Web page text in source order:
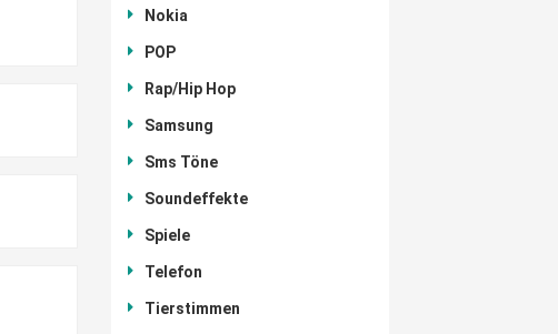
Nokia
POP
Rap/Hip Hop
Samsung
Sms Töne
Soundeffekte
Spiele
Telefon
Tierstimmen